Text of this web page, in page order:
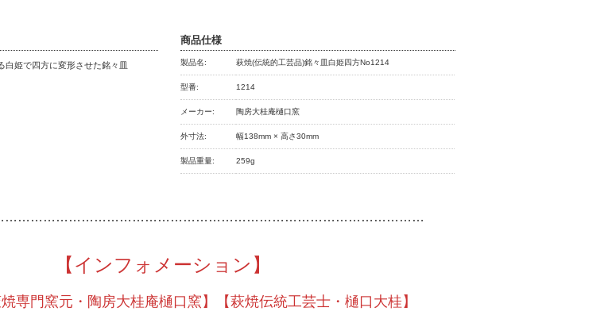
白姫で四方に変形させた銘々皿
商品仕様
製品名: 萩焼(伝統的工芸品)銘々皿白姫四方No1214
型番: 1214
メーカー: 陶房大桂庵樋口窯
外寸法: 幅138mm × 高さ30mm
製品重量: 259g
【インフォメーション】
焼専門窯元・陶房大桂庵樋口窯】【萩焼伝統工芸士・樋口大桂】